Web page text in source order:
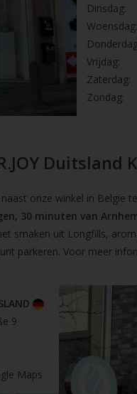
Dinsdag:
Woensdag:
Vrijdag:
Zaterdag:
Zondag:
Duitsland
onze winkel in Belgie
30 minuten van
smaken uit Longfills,
parkeren. Voor meer
9
Maps